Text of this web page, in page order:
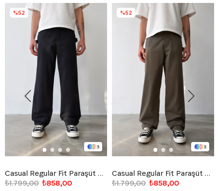
3
Casual Regular Fit Paraşüt Kumaş Pantolon
₺858,00
₺1.799,00
%52
3
Casual Regular Fit Paraşüt Kumaş Pantolon
₺858,00
₺1.799,00
%52